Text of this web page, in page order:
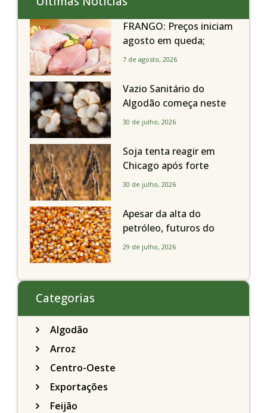
FRANGO: Preços iniciam
agosto em queda;
exportações avançam
7 de agosto, 2026
Vazio Sanitário do
Algodão começa neste
sábado, dia 1º de agosto,
Paulo
30 de julho, 2026
Soja tenta reagir em
Chicago após forte
liquidação; portos
de R$ 150/sc
30 de julho, 2026
Apesar da alta do
petróleo, futuros do
milho recuam em
29 de julho, 2026
Categorias
Algodão
Arroz
Centro-Oeste
Exportações
Feijão